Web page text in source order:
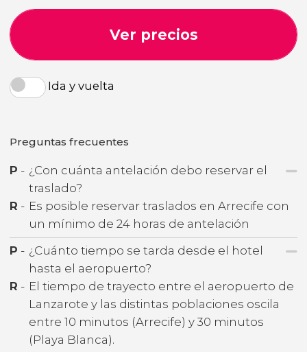
Ver precios
Ida y vuelta
Preguntas frecuentes
P - ¿Con cuánta antelación debo reservar el
traslado?
R - Es posible reservar traslados en Arrecife con
un mínimo de 24 horas de antelación
P - ¿Cuánto tiempo se tarda desde el hotel
hasta el aeropuerto?
R - El tiempo de trayecto entre el aeropuerto de
Lanzarote y las distintas poblaciones oscila
entre 10 minutos (Arrecife) y 30 minutos
(Playa Blanca).